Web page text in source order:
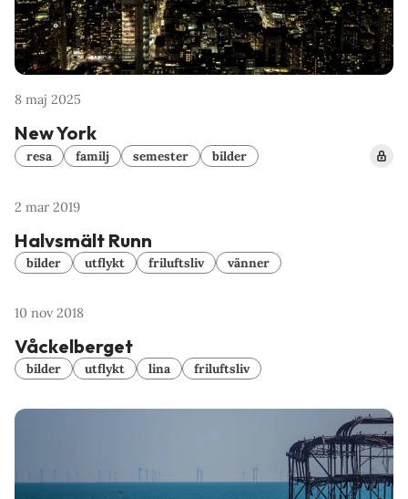
8 maj 2025
New York
resa familj semester bilder
2 mar 2019
Halvsmält Runn
bilder utflykt friluftsliv vänner
10 nov 2018
Våckelberget
bilder utflykt lina friluftsliv